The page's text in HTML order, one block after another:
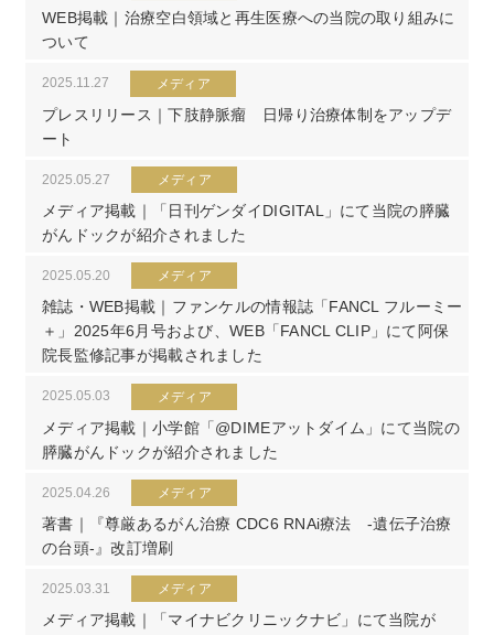
WEB掲載｜治療空白領域と再生医療への当院の取り組みに
ついて
2025.11.27 メディア
プレスリリース｜下肢静脈瘤 日帰り治療体制をアップデ
ート
2025.05.27 メディア
メディア掲載｜「日刊ゲンダイDIGITAL」にて当院の膵臓
がんドックが紹介されました
2025.05.20 メディア
雑誌・WEB掲載｜ファンケルの情報誌「FANCL フルーミー
＋」2025年6月号および、WEB「FANCL CLIP」にて阿保
院長監修記事が掲載されました
2025.05.03 メディア
メディア掲載｜小学館「@DIMEアットダイム」にて当院の
膵臓がんドックが紹介されました
2025.04.26 メディア
著書｜『尊厳あるがん治療 CDC6 RNAi療法 -遺伝子治療
の台頭-』改訂増刷
2025.03.31 メディア
メディア掲載｜「マイナビクリニックナビ」にて当院が